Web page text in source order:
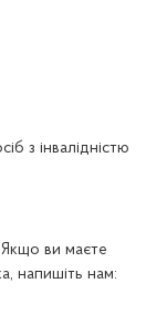
з інвалідністю
ви маєте
напишіть нам: